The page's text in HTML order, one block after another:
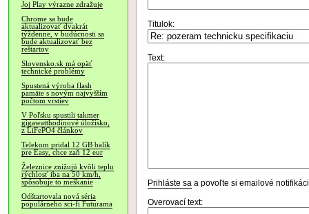
Joj Play výrazne zdražuje
Chrome sa bude
aktualizovať dvakrát
týždenne, v budúcnosti sa
bude aktualizovať bez
reštartov
Slovensko.sk má opäť
technické problémy
Spustená výroba flash
pamäte s novým najvyšším
počtom vrstiev
V Poľsku spustili takmer
gigawatthodinové úložisko,
z LiFePO4 článkov
Telekom pridal 12 GB balík
pre Easy, chce zaň 12 eur
Železnice znižujú kvôli teplu
rýchlosť iba na 50 km/h,
spôsobuje to meškanie
Odštartovala nová séria
populárneho sci-fi Futurama
Titulok:
Text:
Prihláste sa a povoľte si emailové
Overovací text: